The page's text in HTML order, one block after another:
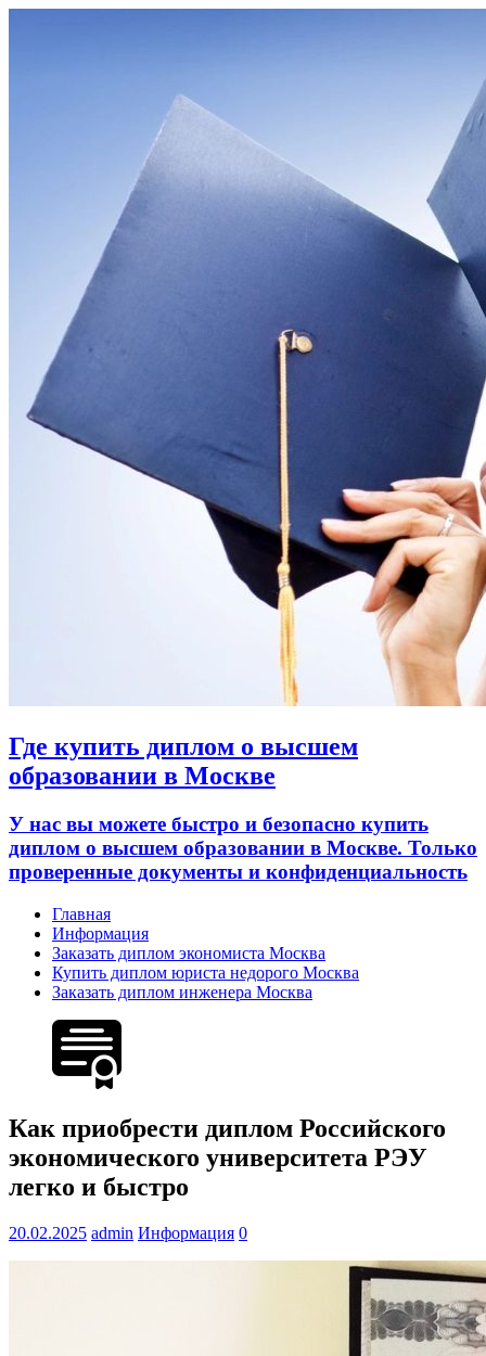
Где купить диплом о высшем
образовании в Москве
У нас вы можете быстро и безопасно купить
диплом о высшем образовании в Москве. Только
проверенные документы и конфиденциальность
Главная
Информация
Заказать диплом экономиста Москва
Купить диплом юриста недорого Москва
Заказать диплом инженера Москва
Как приобрести диплом Российского
экономического университета РЭУ
легко и быстро
20.02.2025 admin Информация 0